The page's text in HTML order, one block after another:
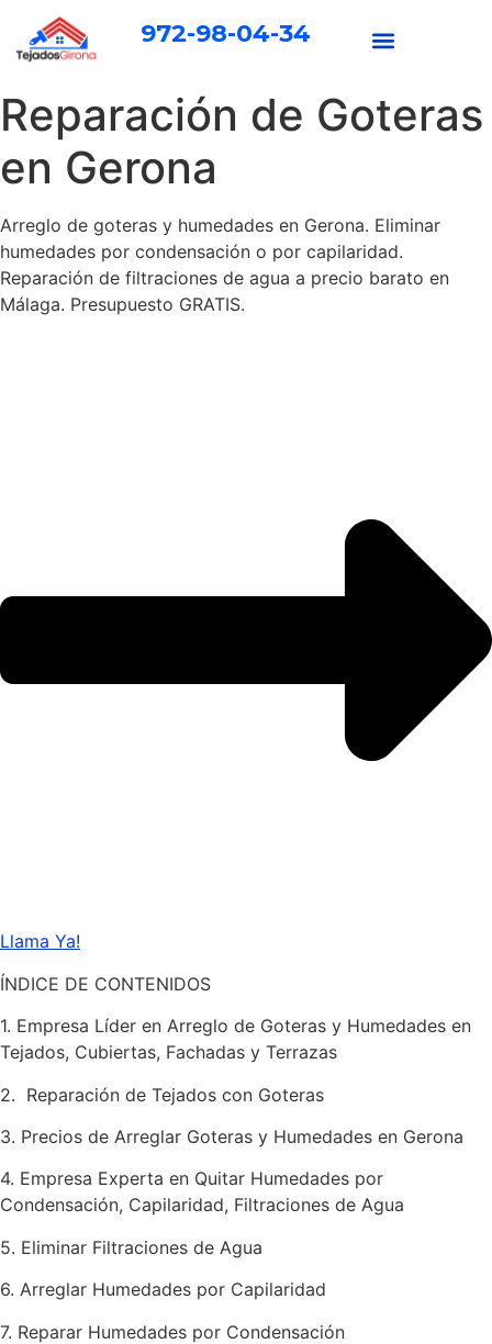
972-98-04-34
Reparación de Goteras
en Gerona
Arreglo de goteras y humedades en Gerona. Eliminar
humedades por condensación o por capilaridad.
Reparación de filtraciones de agua a precio barato en
Málaga. Presupuesto GRATIS.
Llama Ya!
ÍNDICE DE CONTENIDOS
1. Empresa Líder en Arreglo de Goteras y Humedades en
Tejados, Cubiertas, Fachadas y Terrazas
2. Reparación de Tejados con Goteras
3. Precios de Arreglar Goteras y Humedades en Gerona
4. Empresa Experta en Quitar Humedades por
Condensación, Capilaridad, Filtraciones de Agua
5. Eliminar Filtraciones de Agua
6. Arreglar Humedades por Capilaridad
7. Reparar Humedades por Condensación